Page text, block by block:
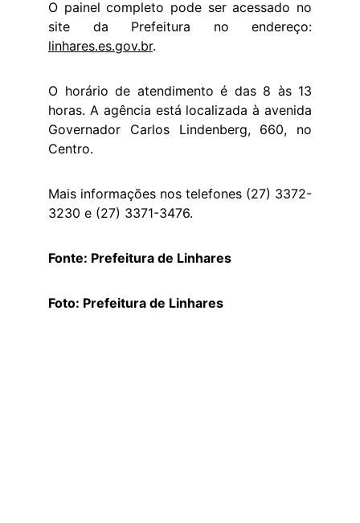
O painel completo pode ser acessado no
site da Prefeitura no endereço:
linhares.es.gov.br.
O horário de atendimento é das 8 às 13
horas. A agência está localizada à avenida
Governador Carlos Lindenberg, 660, no
Centro.
Mais informações nos telefones (27) 3372-
3230 e (27) 3371-3476.
Fonte: Prefeitura de Linhares
Foto: Prefeitura de Linhares